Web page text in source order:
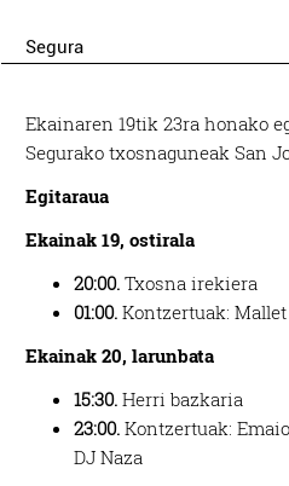
Segura
Ekainaren 19tik 23ra honako
Segurako txosnaguneak San
Egitaraua
Ekainak 19, ostirala
20:00. Txosna irekiera
01:00. Kontzertuak:
Ekainak 20, larunbata
15:30. Herri bazkaria
23:00. Kontzertuak:
DJ Naza